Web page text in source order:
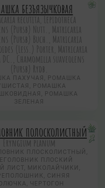
безъязычковая
recutita, Lepidotheca
(Pursb) Nutt., Matricaria
(Pursb) Buch., Matricaria
(Less.) Porter, Matricaria
DC., Chamomilla suaveolens
(Pursb) Rydb.
ПАХУЧАЯ, РОМАШКА
РОМАШКА
РОМАШКА
ЗЕЛЕНАЯ
полосколистный
Eryngium planum
ПЛОСКОЛИСТНЫЙ,
ПЛОСКИЙ
ЛИСТ, МИКОЛАЙЧИКИ,
СИНЯЯ
ЧЕРТОГОН